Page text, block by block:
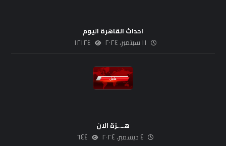
احداث القاهرة اليوم
١١ سبتمبر، ٢٠٢٤ ١٢١٢٤
هـ..ـزة الان
٤ ديسمبر، ٢٠٢٤ ٦٤٤